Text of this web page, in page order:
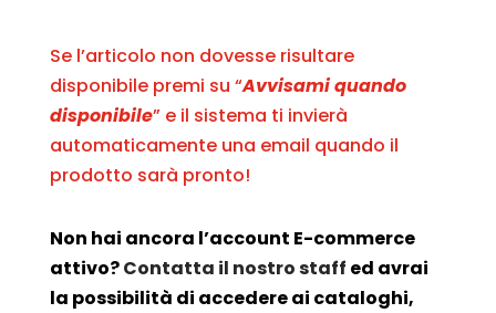
Se l’articolo non dovesse risultare
disponibile premi su “Avvisami quando
disponibile” e il sistema ti invierà
automaticamente una email quando il
prodotto sarà pronto!
Non hai ancora l’account E-commerce
attivo?Contatta il nostro staff ed avrai
la possibilità di accedere ai cataloghi,